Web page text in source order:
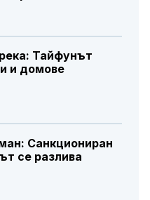
Тайфунът
и домове
Санкциониран
се разлива